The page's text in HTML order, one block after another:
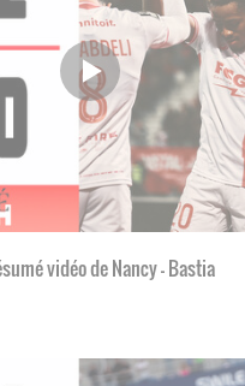
vidéo de Nancy - Bastia